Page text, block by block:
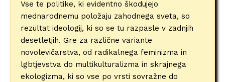
Vse te politike, ki evidentno škodujejo
mednarodnemu položaju zahodnega sveta, so
rezultat ideologij, ki so se tu razpasle v zadnjih
desetletjih. Gre za različne variante
novolevičarstva, od radikalnega feminizma in
lgbtjevstva do multikulturalizma in skrajnega
ekologizma, ki so vse po vrsti sovražne do